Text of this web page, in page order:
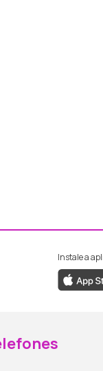
da RTP
da
Instale a